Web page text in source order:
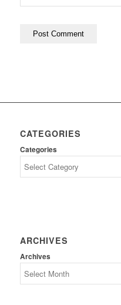
CATEGORIES
Categories
ARCHIVES
Archives